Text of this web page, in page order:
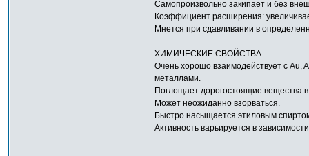
Самопроизвольно закипает и без
Коэффициент расширения:
Мнется при сдавливании в
ХИМИЧЕСКИЕ СВОЙСТВА.
Очень хорошо взаимодействует с Au,
металлами.
Поглощает дорогостоящие вещества
Может неожиданно взорваться.
Быстро насыщается этиловым
Активность варьируется в